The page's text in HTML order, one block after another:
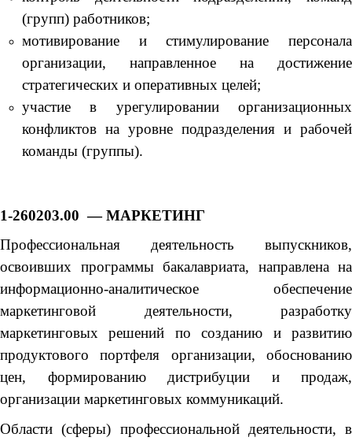
(групп) работников;
мотивирование и стимулирование персонала
организации, направленное на достижение
стратегических и оперативных целей;
участие в урегулировании организационных
конфликтов на уровне подразделения и рабочей
команды (группы).
1-260203.00 — МАРКЕТИНГ
Профессиональная деятельность выпускников,
освоивших программы бакалавриата, направлена на
информационно-аналитическое обеспечение
маркетинговой деятельности, разработку
маркетинговых решений по созданию и развитию
продуктового портфеля организации, обоснованию
цен, формированию дистрибуции и продаж,
организации маркетинговых коммуникаций.
Области (сферы) профессиональной деятельности, в